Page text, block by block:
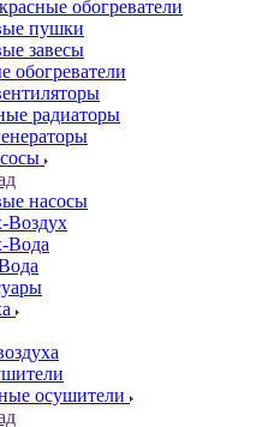
обогреватели
пушки
завесы
обогреватели
радиаторы
насосы
Воздух
Вода
осушители